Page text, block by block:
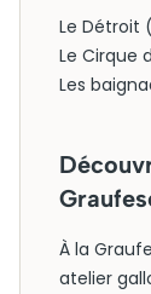
Le Détroit
Le Cirque
Les
À la
atelier